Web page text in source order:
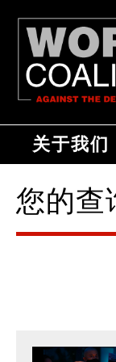
关于我们
您的查